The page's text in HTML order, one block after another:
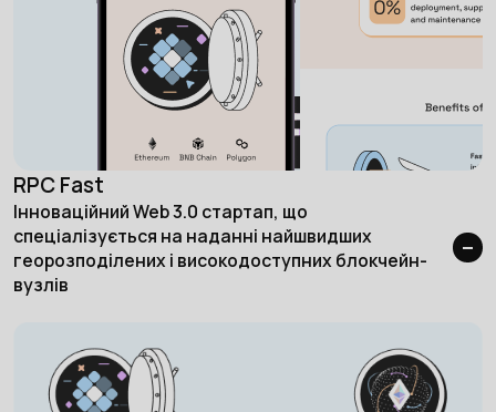
RPC Fast
Інноваційний Web 3.0 стартап, що
спеціалізується на наданні найшвидших
георозподілених і високодоступних блокчейн-
вузлів